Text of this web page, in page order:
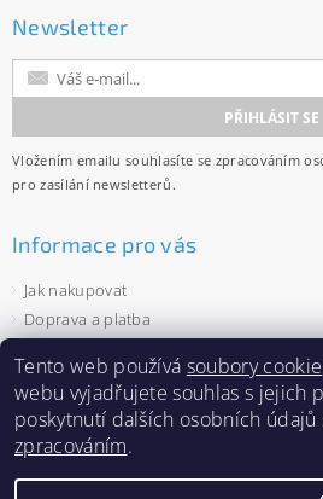
Newsletter
Vložením emailu souhlasíte se zpracováním
pro zasílání newsletterů.
Informace pro vás
Jak nakupovat
Doprava a platba
Ochrana osobních údajů
Velkoobchod
Zásady používání souborů cookies
Tento web používá soubory cookie
webu vyjadřujete souhlas s jejich
poskytnutí dalších osobních údajů
zpracováním.